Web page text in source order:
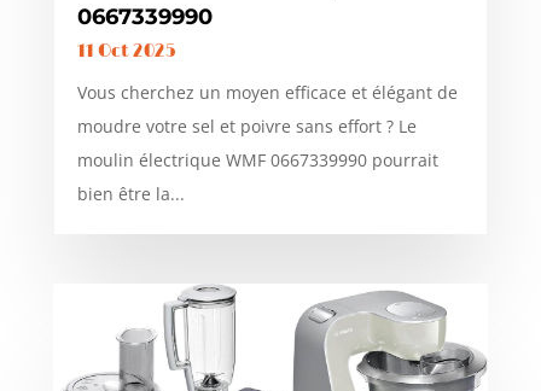
0667339990
11 Oct 2025
Vous cherchez un moyen efficace et élégant de
moudre votre sel et poivre sans effort ? Le
moulin électrique WMF 0667339990 pourrait
bien être la...